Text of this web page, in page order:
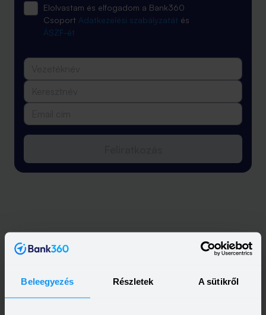
Beleegyezés Részletek A sütikről
Elolvastam és elfogadom a Bank360
Csoport Adatkezelési szabályzatát és
ÁSZF-ét